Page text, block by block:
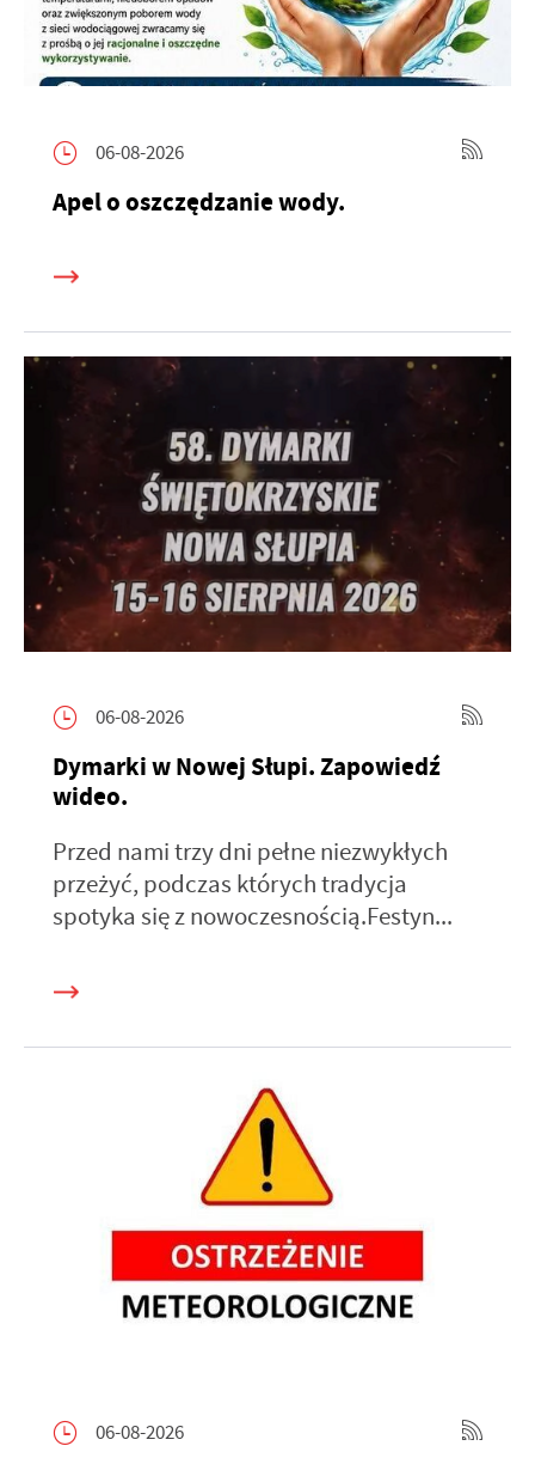
06-08-2026
Apel o oszczędzanie wody.
06-08-2026
Dymarki w Nowej Słupi. Zapowiedź
wideo.
Przed nami trzy dni pełne niezwykłych
przeżyć, podczas których tradycja
spotyka się z nowoczesnością.Festyn...
06-08-2026